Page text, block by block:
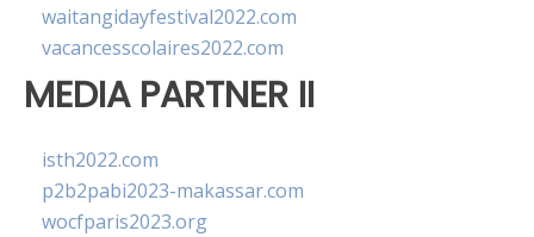
waitangidayfestival2022.com
vacancesscolaires2022.com
MEDIA PARTNER II
isth2022.com
p2b2pabi2023-makassar.com
wocfparis2023.org